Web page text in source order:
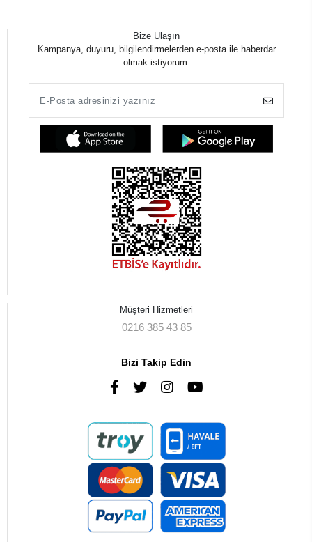
Bize Ulaşın
Kampanya, duyuru, bilgilendirmelerden e-posta ile haberdar
olmak istiyorum.
Müşteri Hizmetleri
0216 385 43 85
Bizi Takip Edin